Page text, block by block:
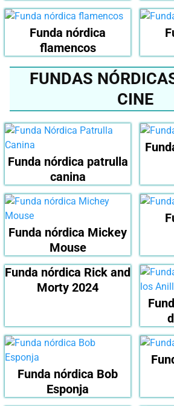
Funda nórdica
flamencos
FUNDAS
CINE
Funda nórdica patrulla
canina
Funda nórdica Mickey
Mouse
Funda nórdica Rick and
Morty 2024
Funda nórdica Bob
Esponja